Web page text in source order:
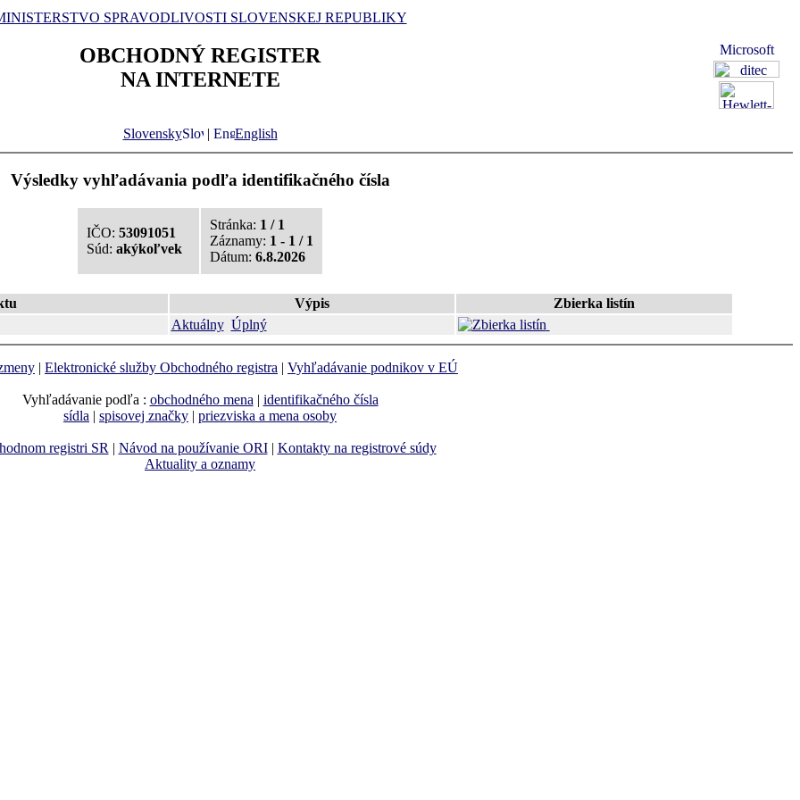
SPRAVODLIVOSTI SLOVENSKEJ REPUBLIKY
OBCHODNÝ REGISTER
NA INTERNETE
Slovensky | English
Výsledky vyhľadávania podľa identifikačného čísla
IČO: 53091051
Súd: akýkoľvek
Stránka: 1 / 1
Záznamy: 1 - 1 / 1
Dátum: 6.8.2026
Výpis
Zbierka listín
Aktuálny Úplný
| Elektronické služby Obchodného registra | Vyhľadávanie podnikov v EÚ
Vyhľadávanie podľa : obchodného mena| identifikačného čísla
sídla | spisovej značky | priezviska a mena osoby
registri SR| Návod na používanie ORI| Kontakty na registrové súdy
Aktuality a oznamy